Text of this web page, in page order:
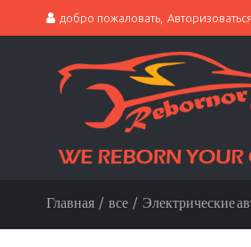
добро пожаловать, Авторизоваться
Главная / все / Электрические